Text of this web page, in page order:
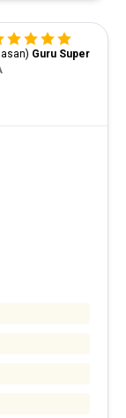
Guru Super